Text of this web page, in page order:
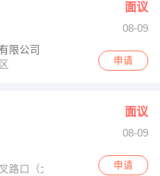
面议
08-09
限公司
申请
面议
08-09
路口（大自然水疗馆旁）
申请